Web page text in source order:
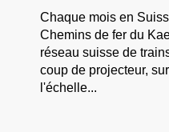
Chaque mois en
Chemins de fer du
réseau suisse de
coup de projecteur,
l'échelle...